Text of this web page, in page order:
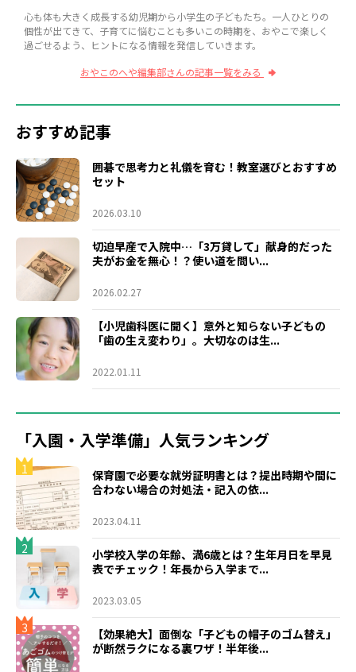
心も体も大きく成長する幼児期から小学生の子どもたち。一人ひとりの
個性が出てきて、子育てに悩むことも多いこの時期を、おやこで楽しく
過ごせるよう、ヒントになる情報を発信していきます。
おやこのへや編集部さんの記事一覧をみる
おすすめ記事
囲碁で思考力と礼儀を育む！教室選びとおすすめ
セット
2026.03.10
切迫早産で入院中…「3万貸して」献身的だった
夫がお金を無心！？使い道を問い...
2026.02.27
【小児歯科医に聞く】意外と知らない子どもの
「歯の生え変わり」。大切なのは生...
2022.01.11
「入園・入学準備」人気ランキング
1
保育園で必要な就労証明書とは？提出時期や間に
合わない場合の対処法・記入の依...
2023.04.11
2
小学校入学の年齢、満6歳とは？生年月日を早見
表でチェック！年長から入学まで...
2023.03.05
3
【効果絶大】面倒な「子どもの帽子のゴム替え」
が断然ラクになる裏ワザ！半年後...